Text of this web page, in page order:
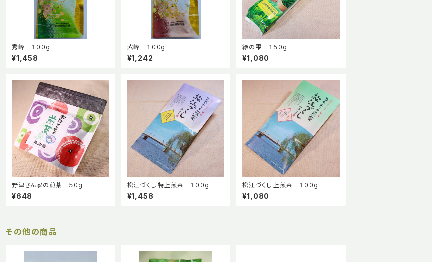
秀峰 １００g
¥1,458
紫峰 １００g
¥1,242
緑の雫 １５０g
¥1,080
野津さん家の煎茶 ５０g
¥648
松江づくし 特上煎茶 １００g
¥1,458
松江づくし 上煎茶 １００g
¥1,080
その他の商品